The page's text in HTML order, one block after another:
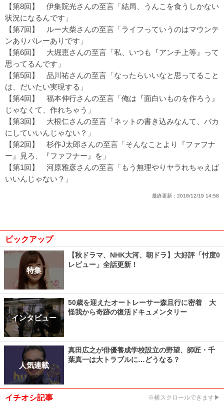
【第8回】 伊集院光さんの至言「結局、うんこを食うしかない
状況になるんです」
【第7回】 ルー大柴さんの至言「ライフっていうのはマウンテ
ンありバレーありです」
【第6回】 大堀恵さんの至言「私、いつも『アンチ上等』って
思ってるんです」
【第5回】 品川祐さんの至言「なったらいいなと思ってること
は、だいたい実現する」
【第4回】 福本伸行さんの至言「俺は『面白いものを作ろう』
じゃなくて、作れちゃう」
【第3回】 大根仁さんの至言「ネットの書き込みなんて、バカ
にしていいんじゃない？」
【第2回】 杉作J太郎さんの至言「そんなことより『ファフナ
ー』見ろ、『ファフナー』を」
【第1回】 河原雅彦さんの至言「もう無理やりヤラれちゃえば
いいんじゃない？」
最終更新： 2018/12/19 14:58
ピックアップ
特集
【秋ドラマ、NHK大河、朝ドラ】大好評「忖度0
レビュー」全話更新！
インタビュー
50歳を迎えたオートレーサー森且行に密着 大
怪我から奇跡の復活ドキュメンタリー
人気連載
真田広之が俳優養成学校設立の野望、師匠・千
葉真一は大トラブルに…どうなる？
イチオシ記事 ※横スクロールできます▶